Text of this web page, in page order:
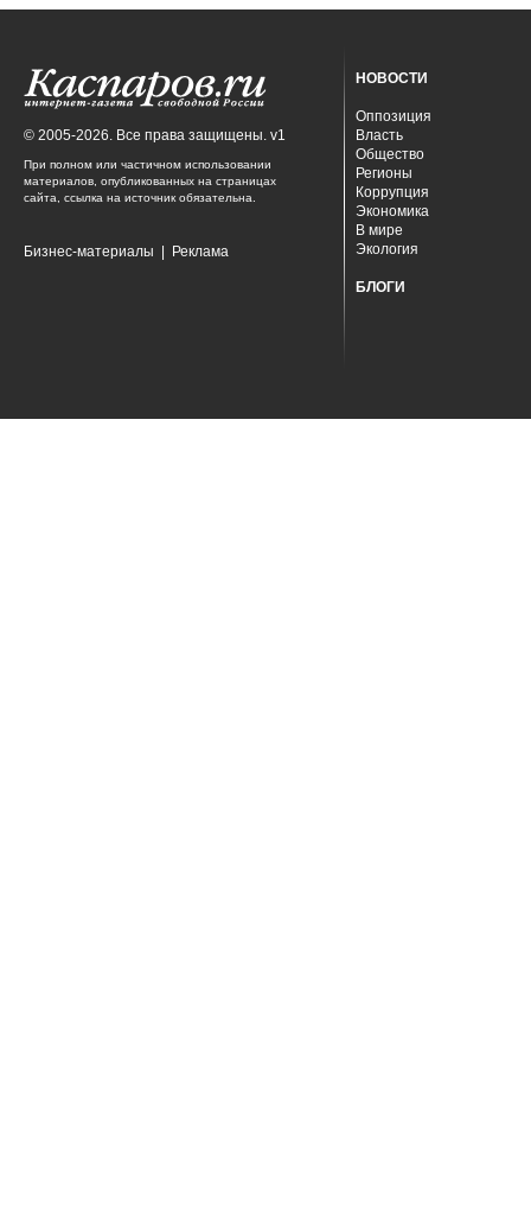
© 2005-2026. Все права защищены. v1
При полном или частичном использовании
материалов, опубликованных на страницах
сайта, ссылка на источник обязательна.
Бизнес-материалы Реклама
НОВОСТИ
Оппозиция
Власть
Общество
Регионы
Коррупция
Экономика
В мире
Экология
БЛОГИ